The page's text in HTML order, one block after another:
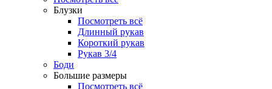
Блузки
Посмотреть всё
Длинный рукав
Короткий рукав
Рукав 3/4
Боди
Большие размеры
Посмотреть всё